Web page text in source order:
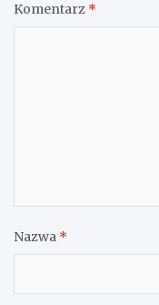
Komentarz *
Nazwa *